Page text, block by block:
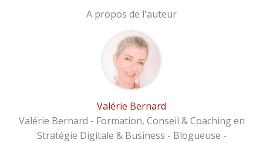
A propos de l'auteur
Valérie Bernard
Valérie Bernard - Formation, Conseil & Coaching en
Stratégie Digitale & Business - Blogueuse -